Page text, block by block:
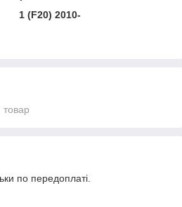
1 (F20) 2010-
товар
по передоплаті.